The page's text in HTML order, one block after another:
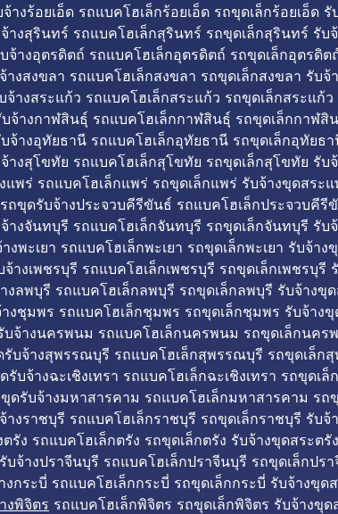
างร้อยเอ็ด รถแบคโฮเล็กร้อยเอ็ด รถขุดเล็กร้อยเอ็ด
างสุรินทร์ รถแบคโฮเล็กสุรินทร์ รถขุดเล็กสุรินทร์ รั
จ้างอุตรดิตถ์ รถแบคโฮเล็กอุตรดิตถ์ รถขุดเล็กอุตรดิ
งสงขลา รถแบคโฮเล็กสงขลา รถขุดเล็กสงขลา รับ
างสระแก้ว รถแบคโฮเล็กสระแก้ว รถขุดเล็กสระแก้
จ้างกาฬสินธุ์ รถแบคโฮเล็กกาฬสินธุ์ รถขุดเล็กกาฬ
จ้างอุทัยธานี รถแบคโฮเล็กอุทัยธานี รถขุดเล็กอุทัย
างสุโขทัย รถแบคโฮเล็กสุโขทัย รถขุดเล็กสุโขทัย รั
แพร่ รถแบคโฮเล็กแพร่ รถขุดเล็กแพร่ รับจ้างขุดสระ
ถขุดรับจ้างประจวบคีรีขันธ์ รถแบคโฮเล็กประจวบคี
างจันทบุรี รถแบคโฮเล็กจันทบุรี รถขุดเล็กจันทบุรี รั
งพะเยา รถแบคโฮเล็กพะเยา รถขุดเล็กพะเยา รับจ้าง
างเพชรบุรี รถแบคโฮเล็กเพชรบุรี รถขุดเล็กเพชรบุรี
งลพบุรี รถแบคโฮเล็กลพบุรี รถขุดเล็กลพบุรี รับจ้างขุ
งชุมพร รถแบคโฮเล็กชุมพร รถขุดเล็กชุมพร รับจ้าง
จ้างนครพนม รถแบคโฮเล็กนครพนม รถขุดเล็กนค
บจ้างสุพรรณบุรี รถแบคโฮเล็กสุพรรณบุรี รถขุดเล็
รับจ้างฉะเชิงเทรา รถแบคโฮเล็กฉะเชิงเทรา รถขุดเ
ดรับจ้างมหาสารคาม รถแบคโฮเล็กมหาสารคาม ร
งราชบุรี รถแบคโฮเล็กราชบุรี รถขุดเล็กราชบุรี รับ
รัง รถแบคโฮเล็กตรัง รถขุดเล็กตรัง รับจ้างขุดสระตรั
จ้างปราจีนบุรี รถแบคโฮเล็กปราจีนบุรี รถขุดเล็กป
กระบี่ รถแบคโฮเล็กกระบี่ รถขุดเล็กกระบี่ รับจ้างขุด
งพิจิตร รถแบคโฮเล็กพิจิตร รถขุดเล็กพิจิตร รับจ้างขุ